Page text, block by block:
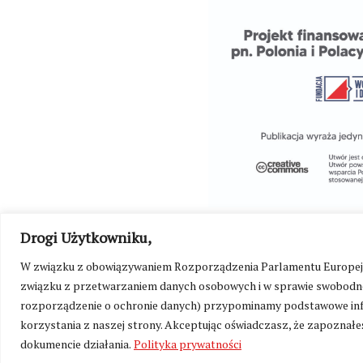
Drogi Użytkowniku,
W związku z obowiązywaniem Rozporządzenia Parlamentu
związku z przetwarzaniem danych osobowych i w sprawie
rozporządzenie o ochronie danych) przypominamy podstawowe
korzystania z naszej strony. Akceptując oświadczasz, że
dokumencie działania. Polityka prywatności
Kresy24.pl 2026. Wszelkie Prawa Zastrzeżone. O nas i